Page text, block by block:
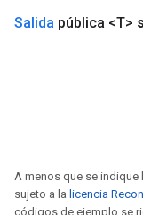
Salida pública <T>
A menos que se
sujeto a la licencia
códigos de ejemplo se